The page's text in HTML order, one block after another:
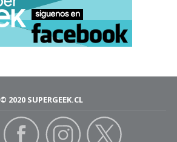
© 2020 SUPERGEEK.CL